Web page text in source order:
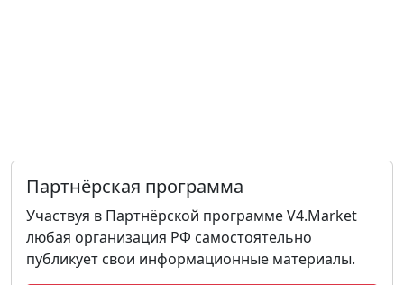
Партнёрская программа
Участвуя в Партнёрской программе V4.Market
любая организация РФ самостоятельно
публикует свои информационные материалы.